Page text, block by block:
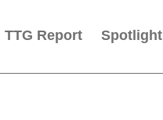
TTG Report Spotlight